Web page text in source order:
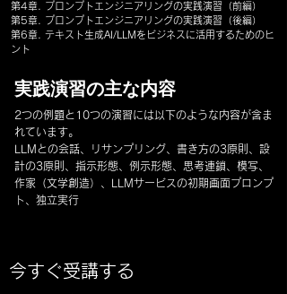
第4章. プロンプトエンジニアリングの実践演習（前編）
第5章. プロンプトエンジニアリングの実践演習（後編）
第6章. テキスト生成AI/LLMをビジネスに活用するためのヒ
ント
​実践演習の主な内容
2つの例題と10つの演習には以下のような内容が含ま
れています。
LLMとの会話、リサンプリング、書き方の3原則、設
計の3原則、指示形態、例示形態、思考連鎖、模写、
作家（文学創造）、LLMサービスの初期画面プロンプ
ト、独立実行
今すぐ受講する